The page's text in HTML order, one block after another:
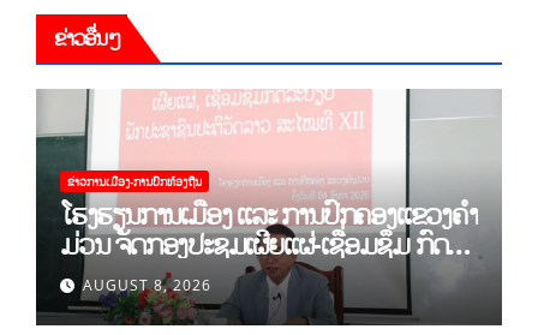
ຂ່າວອື່ນໆ
ຂ່າວການເມືອງ-ການປົກທ້ອງຖີນ
ໂຮງຮຽນການເມືອງ ແລະ ການປົກຄອງແຂວງຄຳ
ມ່ວນ ຈັດກອງປະຊຸມເຜີຍແຜ່-ເຊື່ອມຊຶມ ກົດ
ລະບຽບ ຂອງພັກປະຊາຊົນປະຕິວັດລາວ ສະໄໝ
ທີ XII.
AUGUST 8, 2026